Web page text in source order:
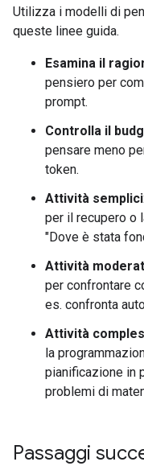
Utilizza i modelli di
queste linee guida.
Esamina il
pensiero per
prompt.
Controlla il
pensare meno
token.
Attività semplici
per il recupero o
"Dove è stata
Attività
per confrontare
es. confronta
Attività
la
pianificazione in
problemi di
Passaggi